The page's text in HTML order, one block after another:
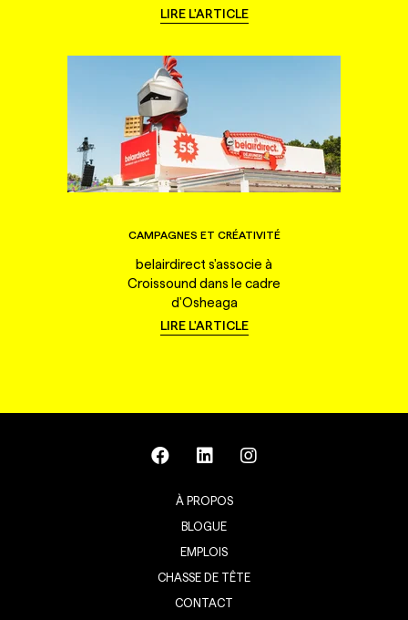
LIRE L'ARTICLE
CAMPAGNES ET CRÉATIVITÉ
belairdirect s'associe à
Croissound dans le cadre
d'Osheaga
LIRE L'ARTICLE
À PROPOS
BLOGUE
EMPLOIS
CHASSE DE TÊTE
CONTACT